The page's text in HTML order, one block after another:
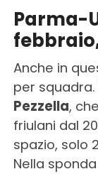
Parma-
Anche in
per
Pezzella,
friulani dal
spazio, solo
Nella